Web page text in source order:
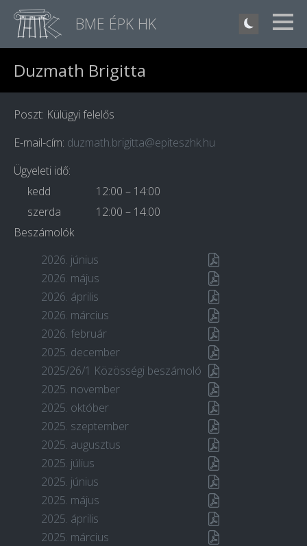
BME ÉPK HK
Duzmath Brigitta
Poszt: Külügyi felelős
E-mail-cím: duzmath.brigitta@epiteszhk.hu
Ügyeleti idő:
kedd
12:00 – 14:00
szerda
12:00 – 14:00
Beszámolók
2026. június
2026. május
2026. április
2026. március
2026. február
2025. december
2025/26/1 Közösségi beszámoló
2025. november
2025. október
2025. szeptember
2025. augusztus
2025. július
2025. június
2025. május
2025. április
2025. március